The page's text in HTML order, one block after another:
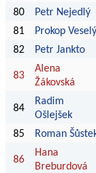
80 Petr Nejedlý
81
Prokop Veselý
82
Petr Jankto
83
Alena
Žákovská
84
Radim
Ošlejšek
85 Roman
86
Hana
Breburdová